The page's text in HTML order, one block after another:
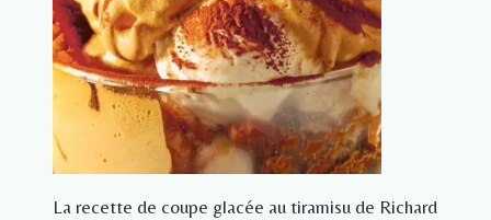
La recette de coupe glacée au tiramisu de Richard